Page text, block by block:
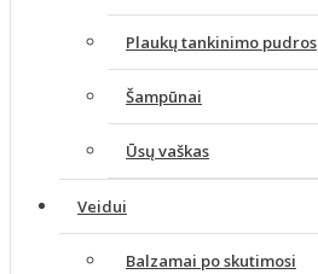
Plaukų tankinimo pudros
Šampūnai
Ūsų vaškas
Veidui
Balzamai po skutimosi